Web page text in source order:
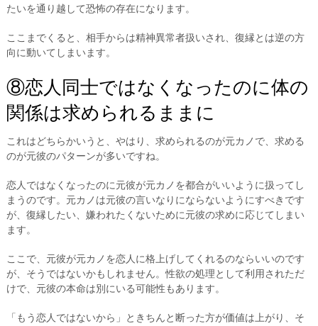
たいを通り越して恐怖の存在になります。
ここまでくると、相手からは精神異常者扱いされ、復縁とは逆の方
向に動いてしまいます。
⑧恋人同士ではなくなったのに体の
関係は求められるままに
これはどちらかいうと、やはり、求められるのが元カノで、求める
のが元彼のパターンが多いですね。
恋人ではなくなったのに元彼が元カノを都合がいいように扱ってし
まうのです。元カノは元彼の言いなりにならないようにすべきです
が、復縁したい、嫌われたくないために元彼の求めに応じてしまい
ます。
ここで、元彼が元カノを恋人に格上げしてくれるのならいいのです
が、そうではないかもしれません。性欲の処理として利用されただ
けで、元彼の本命は別にいる可能性もあります。
「もう恋人ではないから」ときちんと断った方が価値は上がり、そ